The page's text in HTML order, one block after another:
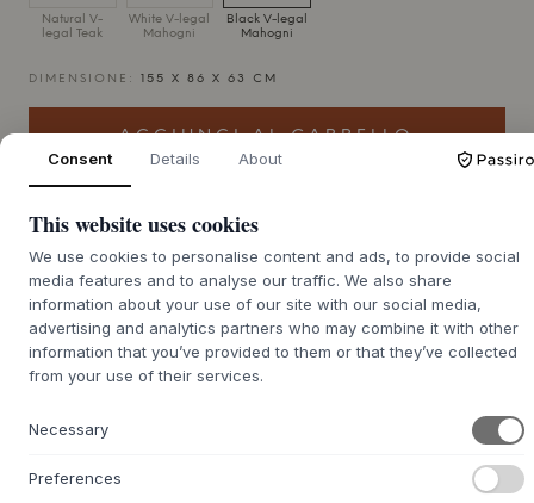
Natural V-
legal Teak
White V-legal
Mahogni
Black V-legal
Mahogni
DIMENSIONE: 155 X 86 X 63 CM
AGGIUNGI AL CARRELLO
DESCRIZIONE +
La panca da giardino Tisvilde di
Noble Denmark
. La panca è disponibile in una bellissima
variante di teak naturale, che con il suo alto contenuto di
olio resiste naturalmente al vento e alle intemperie, e in
Consent Details About
This website uses cookies
We use cookies to personalise content and ads, to provide social
media features and to analyse our traffic. We also share
information about your use of our site with our social media,
advertising and analytics partners who may combine it with other
information that you’ve provided to them or that they’ve collected
from your use of their services.
Necessary
Preferences